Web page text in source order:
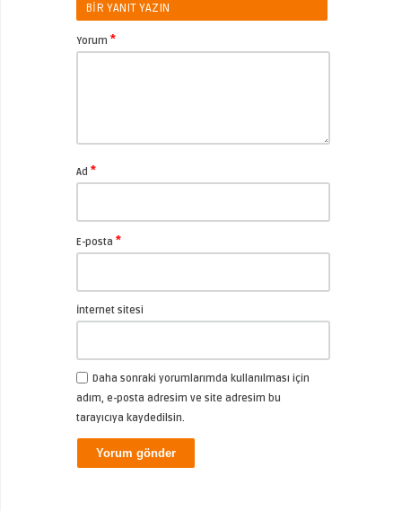
BIR YANIT YAZIN
Yorum *
Ad *
E-posta *
İnternet sitesi
Daha sonraki yorumlarımda kullanılması için
adım, e-posta adresim ve site adresim bu
tarayıcıya kaydedilsin.